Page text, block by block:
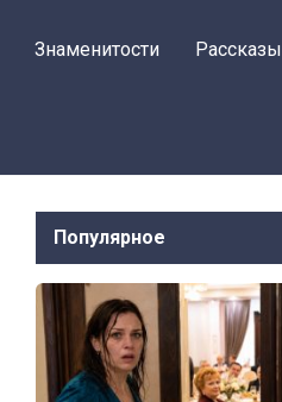
Знаменитости Рассказы
Популярное